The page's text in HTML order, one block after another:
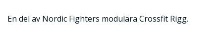
En del av Nordic Fighters modulära Crossfit Rigg.